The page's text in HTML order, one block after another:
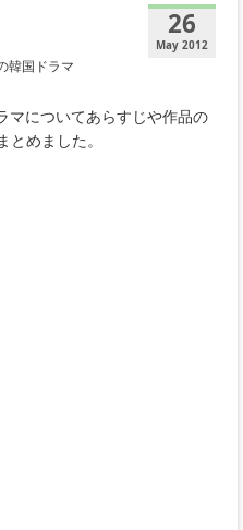
26
May 2012
韓国ドラマ
マについてあらすじや作品の
とめました。